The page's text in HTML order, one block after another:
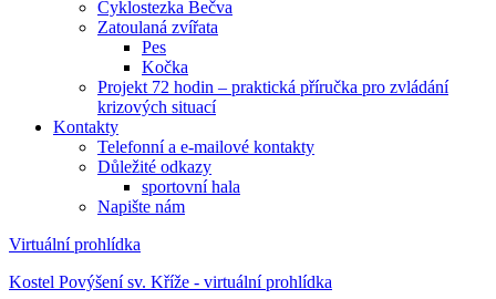
Cyklostezka Bečva
Zatoulaná zvířata
Pes
Kočka
Projekt 72 hodin – praktická příručka pro zvládání
krizových situací
Kontakty
Telefonní a e-mailové kontakty
Důležité odkazy
sportovní hala
Napište nám
Virtuální prohlídka
Kostel Povýšení sv. Kříže - virtuální prohlídka